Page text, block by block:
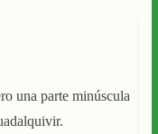
una parte minúscula